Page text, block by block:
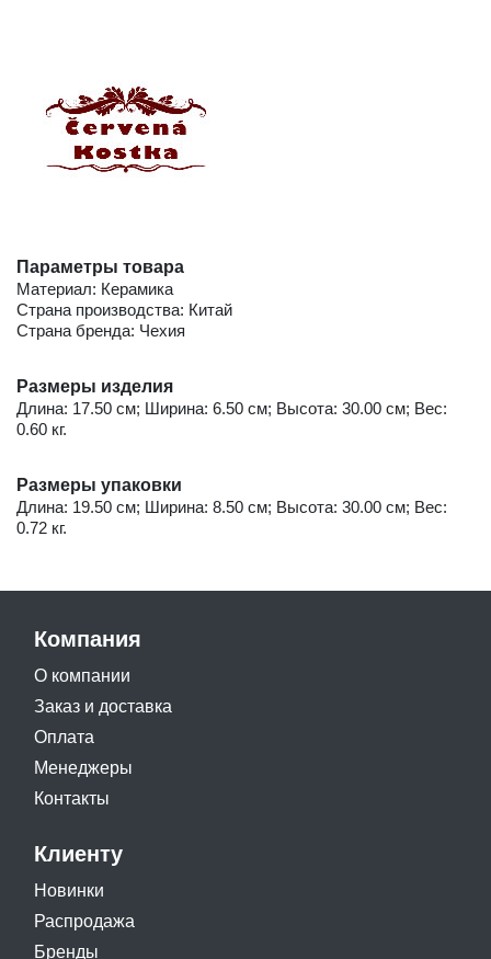
Параметры товара
Материал: Керамика
Страна производства: Китай
Страна бренда: Чехия
Размеры изделия
Длина: 17.50 см; Ширина: 6.50 см; Высота: 30.00 см; Вес:
0.60 кг.
Размеры упаковки
Длина: 19.50 см; Ширина: 8.50 см; Высота: 30.00 см; Вес:
0.72 кг.
Компания
О компании
Заказ и доставка
Оплата
Менеджеры
Контакты
Клиенту
Новинки
Распродажа
Бренды